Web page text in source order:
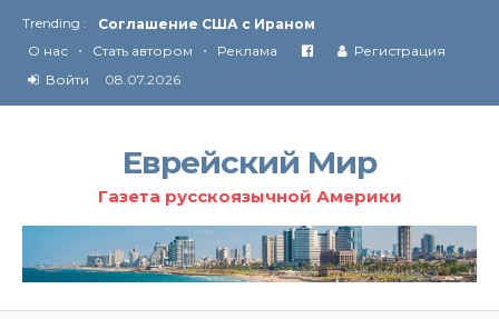
Trending :
Соглашение США с Ираном
Технология Революции в Иране
О нас • Стать автором • Реклама
Регистрация
Войти
08.07.2026
Еврейский Мир
Газета русскоязычной Америки